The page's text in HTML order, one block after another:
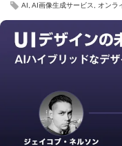
AI AI画像生成サービス オンラ